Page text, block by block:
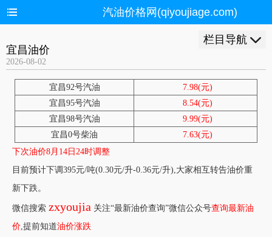
汽油价格网(qiyoujiage.com)
栏目导航
宜昌油价
2026-08-02
宜昌92号汽油
7.98(元)
宜昌95号汽油
8.54(元)
宜昌98号汽油
9.99(元)
宜昌0号柴油
7.63(元)
下次油价8月14日24时调整
目前预计下调395元/吨(0.30元/升-0.36元/升),大家相互转告油价重
新下跌。
微信搜索 zxyoujia 关注“最新油价查询”微信公众号查询最新油
价,提前知道油价涨跌